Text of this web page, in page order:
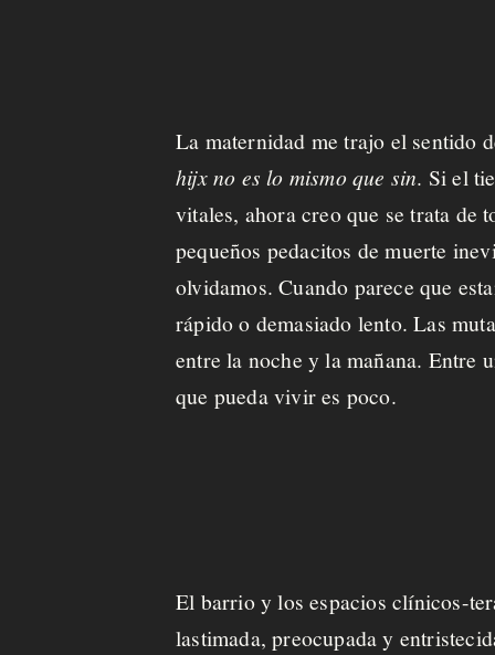
La maternidad me trajo el sentido
hijx no es lo mismo que sin. Si el
vitales, ahora creo que se trata de
pequeños pedacitos de muerte
olvidamos. Cuando parece que
rápido o demasiado lento.Las
entre la noche y la mañana. Entre
que pueda vivir es poco.
El barrio y los espacios clínicos-
lastimada, preocupada y